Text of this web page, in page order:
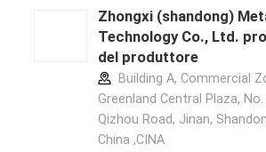
Zhongxi (shandong)
Technology Co., Ltd.
del produttore
Building A, Commercial
Greenland Central Plaza, No.
Qizhou Road, Jinan,
China ,CINA